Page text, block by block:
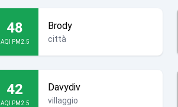
48
AQI PM2.5
Brody
città
42
AQI PM2.5
Davydiv
villaggio